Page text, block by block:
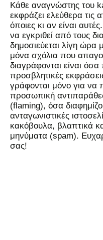
Kάθε αναγνώστης του
εκφράζει ελεύθερα τις
όποιες κι αν είναι
να εγκριθεί από τους
δημοσιεύεται λίγη
μόνα σχόλια που
διαγράφονται είναι όσα
προσβλητικές
γράφονται μόνο για
προσωπική
(flaming), όσα
ανταγωνιστικές
κακόβουλα, βλαπτικά
μηνύματα (spam).
σας!